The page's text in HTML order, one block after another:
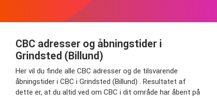
CBC adresser og åbningstider i
Grindsted (Billund)
Her vil du finde alle CBC adresser og de tilsvarende
åbningstider i CBC i Grindsted (Billund) . Resultatet af
dette er, at du altid ved om CBC i dit område har åbent på